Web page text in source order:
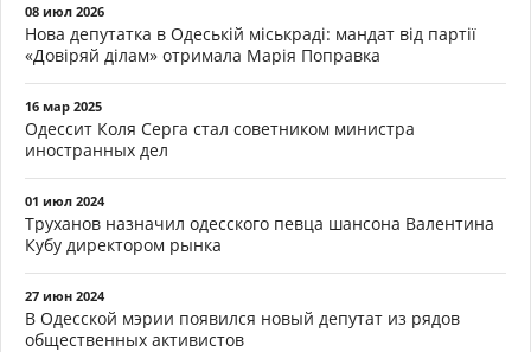
08 июл 2026
Нова депутатка в Одеській міськраді: мандат від партії
«Довіряй ділам» отримала Марія Поправка
16 мар 2025
Одессит Коля Серга стал советником министра
иностранных дел
01 июл 2024
Труханов назначил одесского певца шансона Валентина
Кубу директором рынка
27 июн 2024
В Одесской мэрии появился новый депутат из рядов
общественных активистов